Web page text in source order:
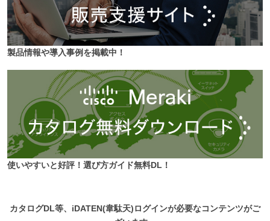
製品情報や導入事例を掲載中！
使いやすいと好評！選び方ガイド無料DL！
カタログDL等、iDATEN(韋駄天)ログインが必要なコンテンツがご